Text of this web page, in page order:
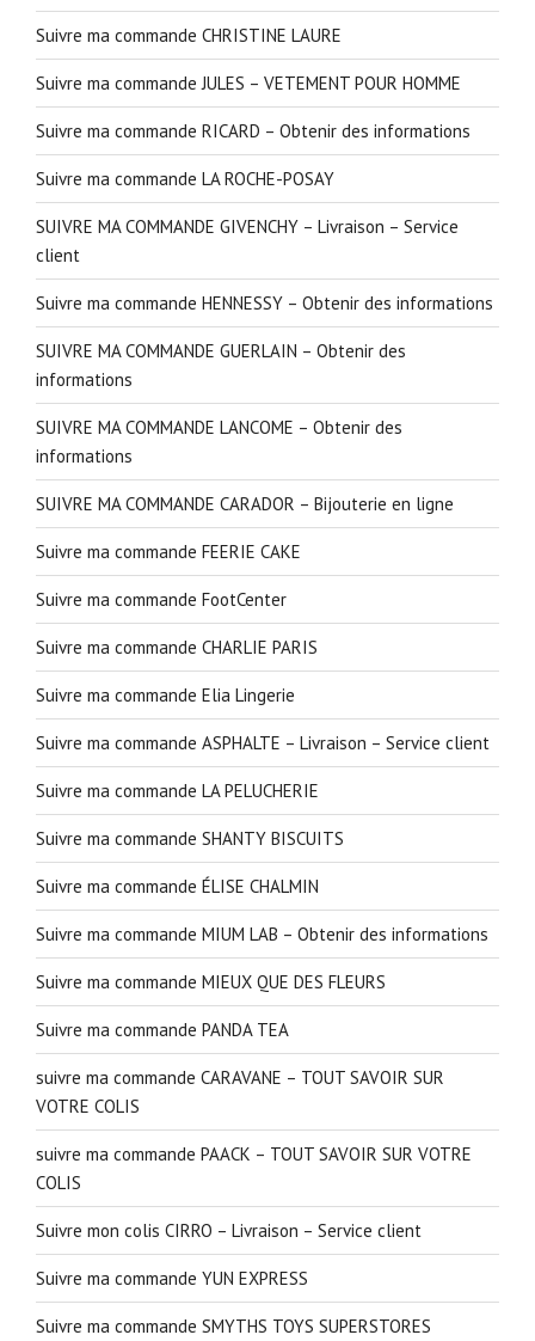
Suivre ma commande CHRISTINE LAURE
Suivre ma commande JULES – VETEMENT POUR HOMME
Suivre ma commande RICARD – Obtenir des informations
Suivre ma commande LA ROCHE-POSAY
SUIVRE MA COMMANDE GIVENCHY – Livraison – Service
client
Suivre ma commande HENNESSY – Obtenir des informations
SUIVRE MA COMMANDE GUERLAIN – Obtenir des
informations
SUIVRE MA COMMANDE LANCOME – Obtenir des
informations
SUIVRE MA COMMANDE CARADOR – Bijouterie en ligne
Suivre ma commande FEERIE CAKE
Suivre ma commande FootCenter
Suivre ma commande CHARLIE PARIS
Suivre ma commande Elia Lingerie
Suivre ma commande ASPHALTE – Livraison – Service client
Suivre ma commande LA PELUCHERIE
Suivre ma commande SHANTY BISCUITS
Suivre ma commande ÉLISE CHALMIN
Suivre ma commande MIUM LAB – Obtenir des informations
Suivre ma commande MIEUX QUE DES FLEURS
Suivre ma commande PANDA TEA
suivre ma commande CARAVANE – TOUT SAVOIR SUR
VOTRE COLIS
suivre ma commande PAACK – TOUT SAVOIR SUR VOTRE
COLIS
Suivre mon colis CIRRO – Livraison – Service client
Suivre ma commande YUN EXPRESS
Suivre ma commande SMYTHS TOYS SUPERSTORES